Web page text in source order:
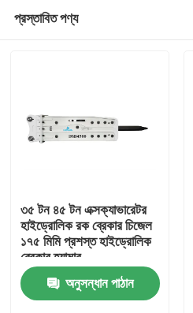
প্রস্তাবিত পণ্য
৩৫ টন ৪৫ টন এক্সক্যাভারেটর
হাইড্রোলিক রক ব্রেকার চিজেল
১৭৫ মিমি প্রশস্ত হাইড্রোলিক
ব্রেকার হ্যামার
অনুসন্ধান পাঠান